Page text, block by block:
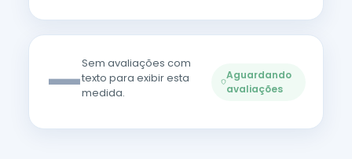
—Sem avaliações com
texto para exibir esta
medida.
Aguardando
avaliações